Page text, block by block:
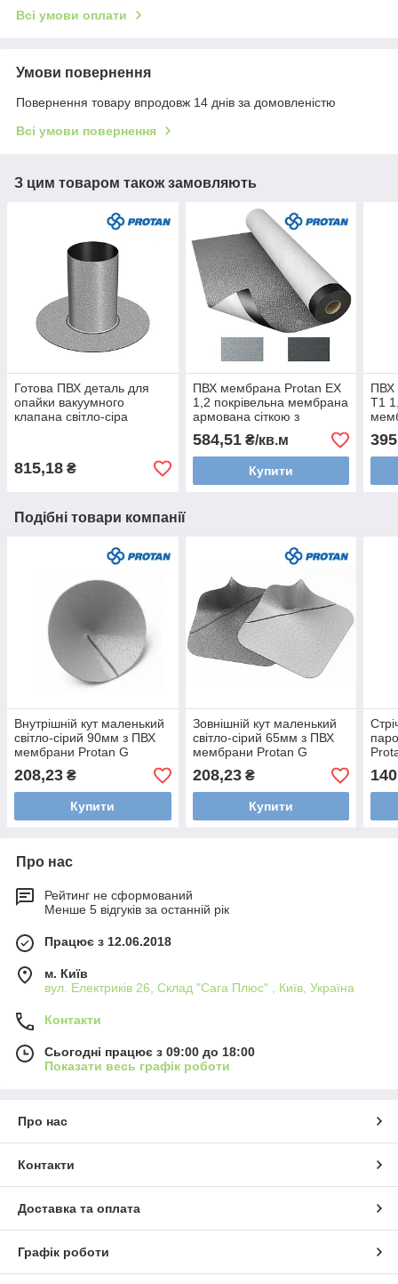
Всі умови оплати
Умови повернення
Повернення товару впродовж 14 днів за домовленістю
Всі умови повернення
З цим товаром також замовляють
Готова ПВХ деталь для
опайки вакуумного
клапана світло-сіра
815,18 ₴
ПВХ мембрана Protan EX
1,2 покрівельна мембрана
армована сіткою з
поліестеру і ламінована
світло-сіра 2м
584,51₴/кв.м
Купити
ПВХ
T1
395
Подібні товари компанії
Внутрішній кут маленький
світло-сірий 90мм з ПВХ
мембрани Protan G
208,23 ₴
Купити
Зовнішній кут маленький
світло-сірий 65мм з ПВХ
мембрани Protan G
208,23₴
Купити
Про нас
Рейтинг не сформований
Менше 5 відгуків за останній рік
Працює з 12.06.2018
м. Київ
вул. Електриків 26, Склад "Сага Плюс" , Київ, Україна
Контакти
Сьогодні працює з 09:00 до 18:00
Показати весь графік роботи
Про нас
Контакти
Доставка та оплата
Графік роботи